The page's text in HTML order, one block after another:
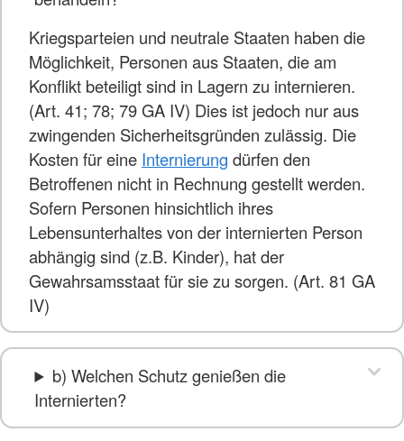
Kriegsparteien und neutrale Staaten haben die
Möglichkeit, Personen aus Staaten, die am
Konflikt beteiligt sind in Lagern zu internieren.
(Art. 41; 78; 79 GA IV) Dies ist jedoch nur aus
zwingenden Sicherheitsgründen zulässig. Die
Kosten für eine Internierung dürfen den
Betroffenen nicht in Rechnung gestellt werden.
Sofern Personen hinsichtlich ihres
Lebensunterhaltes von der internierten Person
abhängig sind (z.B. Kinder), hat der
Gewahrsamsstaat für sie zu sorgen. (Art. 81 GA
IV)
b) Welchen Schutz genießen die
Internierten?